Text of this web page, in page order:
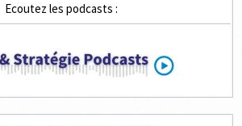
Ecoutez les podcasts :